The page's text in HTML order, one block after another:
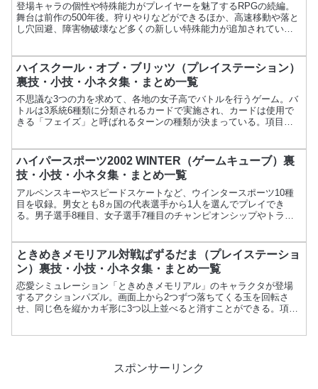
登場キャラの個性や特殊能力がプレイヤーを魅了するRPGの続編。
舞台は前作の500年後。狩りやりなどができるほか、高速移動や落と
し穴回避、障害物破壊など多くの新しい特殊能力が追加されてい
ハイスクール・オブ・ブリッツ（プレイステーション）
裏技・小技・小ネタ集・まとめ一覧
不思議な3つの力を求めて、各地の女子高でバトルを行うゲーム。バ
トルは3系統6種類に分類されるカードで実施され、カードは使用で
きる「フェイズ」と呼ばれるターンの種類が決まっている。項目内
ハイパースポーツ2002 WINTER（ゲームキューブ）裏
技・小技・小ネタ集・まとめ一覧
アルペンスキーやスピードスケートなど、ウインタースポーツ10種
目を収録。男女とも8ヵ国の代表選手から1人を選んでプレイでき
る。男子選手8種目、女子選手7種目のチャンピオンシップやトライ
ときめきメモリアル対戦ぱずるだま（プレイステーショ
ン）裏技・小技・小ネタ集・まとめ一覧
恋愛シミュレーション「ときめきメモリアル」のキャラクタが登場
するアクションパズル。画面上から2つずつ落ちてくる玉を回転さ
せ、同じ色を縦かカギ形に3つ以上並べると消すことができる。項目
スポンサーリンク